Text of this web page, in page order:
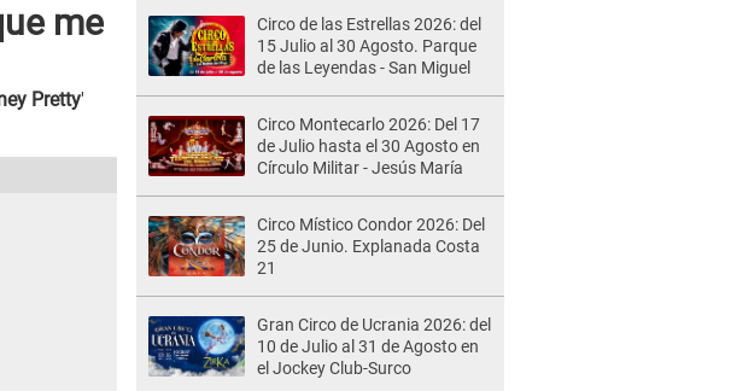
me
Pretty'
Circo de las Estrellas 2026: del
15 Julio al 30 Agosto. Parque
de las Leyendas - San Miguel
Circo Montecarlo 2026: Del 17
de Julio hasta el 30 Agosto en
Círculo Militar - Jesús María
Circo Místico Condor 2026: Del
25 de Junio. Explanada Costa
21
Gran Circo de Ucrania 2026: del
10 de Julio al 31 de Agosto en
el Jockey Club-Surco